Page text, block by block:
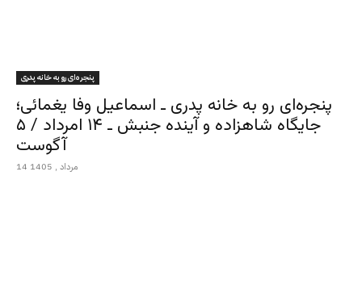
پنجره‌ای رو به خانه پدری
پنجره‌ای رو به خانه پدری ـ اسماعیل وفا یغمائی؛
جایگاه شاهزاده و آینده جنبش ـ ۱۴ امرداد / ۵
آگوست
14 مرداد , 1405